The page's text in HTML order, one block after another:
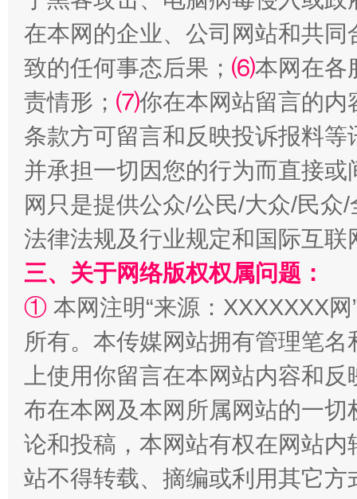
在本网的企业、公司网站和共
致的任何事态后果； ⑹本网在各
责情形； ⑺你在本网站留言的内
条款方可留言和反映投诉报料
并承担一切因您的行为而直接
网只是提供公众/公民/大众/民
法律法规及行业规定和国际互
三、关于网络版权权属问题：
① 本网注明“来源：XXXXXXX
所有。本传媒网站拥有管理笔
上使用你留言在本网站内容和
布在本网及本网所属网站的一
论和投稿，本网站有权在网站
站不得转载、摘编或利用其它